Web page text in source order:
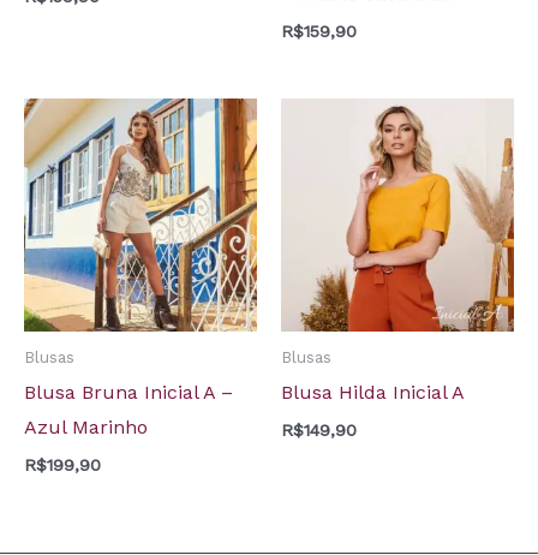
R$159,90
Blusas
Blusa Bruna Inicial A –
Azul Marinho
R$199,90
Blusas
Blusa Hilda Inicial A
R$149,90